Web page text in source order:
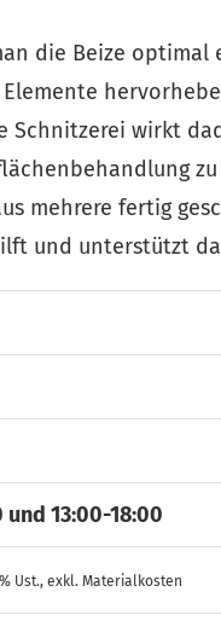
die Beize
Schnitzerei wirkt
mehrere fertig
und unterstützt
13:00-18:00
Ust., exkl. Materialkosten